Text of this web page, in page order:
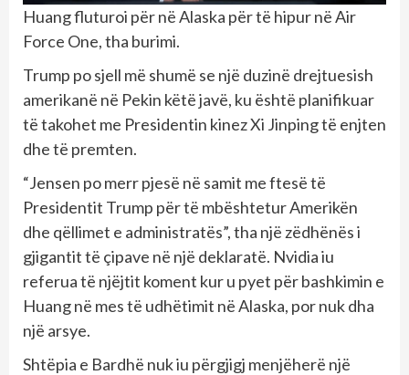
Huang fluturoi për në Alaska për të hipur në Air
Force One, tha burimi.
Trump po sjell më shumë se një duzinë drejtuesish
amerikanë në Pekin këtë javë, ku është planifikuar
të takohet me Presidentin kinez Xi Jinping të enjten
dhe të premten.
“Jensen po merr pjesë në samit me ftesë të
Presidentit Trump për të mbështetur Amerikën
dhe qëllimet e administratës”, tha një zëdhënës i
gjigantit të çipave në një deklaratë. Nvidia iu
referua të njëjtit koment kur u pyet për bashkimin e
Huang në mes të udhëtimit në Alaska, por nuk dha
një arsye.
Shtëpia e Bardhë nuk iu përgjigj menjëherë një